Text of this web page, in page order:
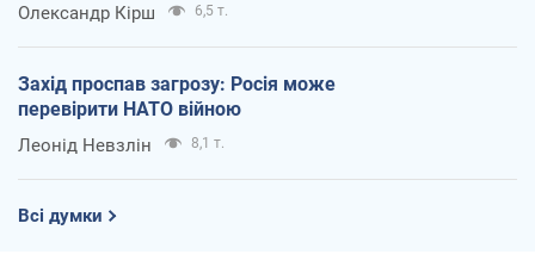
Олександр Кірш 6,5 т.
Захід проспав загрозу: Росія може
перевірити НАТО війною
Леонід Невзлін 8,1 т.
Всі думки